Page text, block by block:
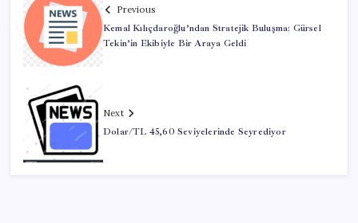
Previous
Kemal Kılıçdaroğlu’ndan Stratejik Buluşma: Gürsel
Tekin’in Ekibiyle Bir Araya Geldi
Next
Dolar/TL 45,60 Seviyelerinde Seyrediyor